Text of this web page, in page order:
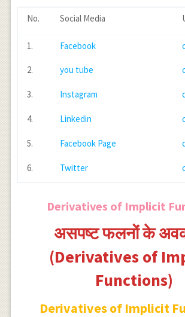
x}\left(e^{x}\right)=e^{x} \\ (8)
{x}
No. Social Media
1. Facebook
2. you tube
3. Instagram
4. Linkedin
5. Facebook Page
6. Twitter
Derivatives of Implicit
असपष्ट फलनों के
(Derivatives of
Functions)
Derivatives of Implicit